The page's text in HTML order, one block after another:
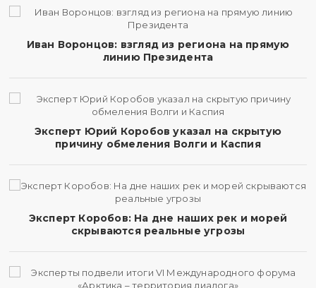
Иван Воронцов: взгляд из региона на прямую
линию Президента
Эксперт Юрий Коробов указал на скрытую
причину обмеления Волги и Каспия
Эксперт Коробов: На дне наших рек и морей
скрываются реальные угрозы